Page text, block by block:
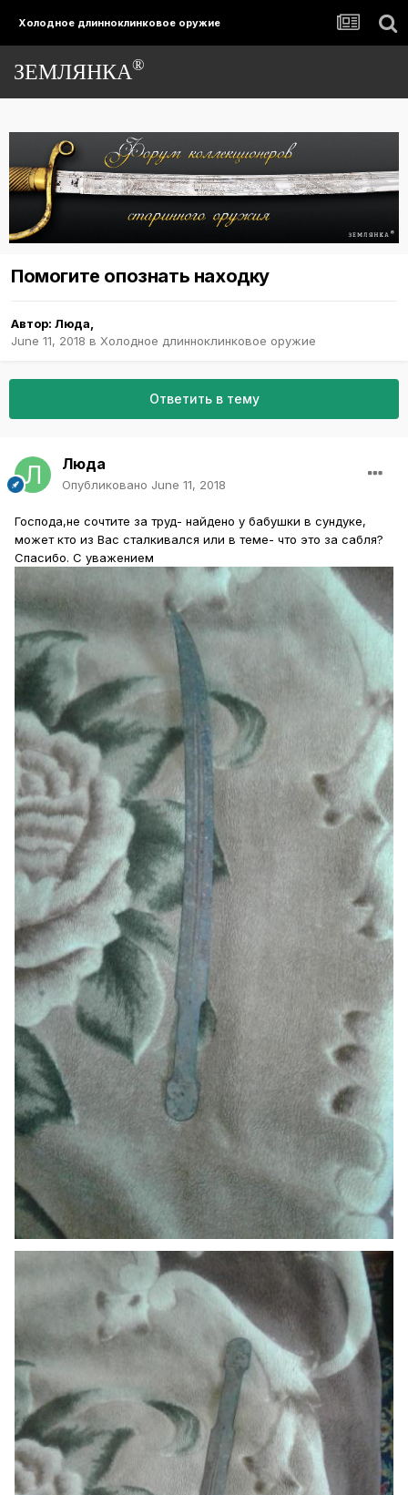
Холодное длинноклинковое оружие
ЗЕМЛЯНКА®
Помогите опознать находку
Автор: Люда
June 11, 2018 в Холодное длинноклинковое оружие
Ответить в тему
Люда
Опубликовано June 11, 2018
Господа,не сочтите за труд- найдено у бабушки в сундуке,
может кто из Вас сталкивался или в теме- что это за сабля?
Спасибо. С уважением